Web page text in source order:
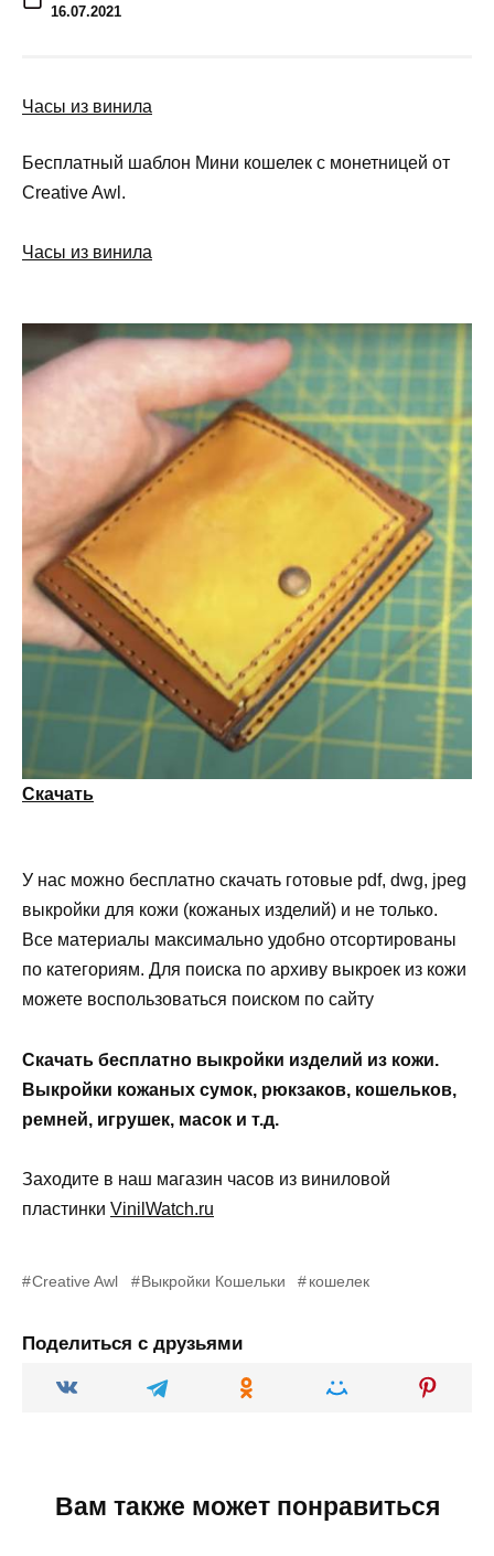
16.07.2021
Часы из винила
Бесплатный шаблон Мини кошелек с монетницей от
Creative Awl.
Часы из винила
Скачать
У нас можно бесплатно скачать готовые pdf, dwg, jpeg
выкройки для кожи (кожаных изделий) и не только.
Все материалы максимально удобно отсортированы
по категориям. Для поиска по архиву выкроек из кожи
можете воспользоваться поиском по сайту
Скачать бесплатно выкройки изделий из кожи.
Выкройки кожаных сумок, рюкзаков, кошельков,
ремней, игрушек, масок и т.д.
Заходите в наш магазин часов из виниловой
пластинки VinilWatch.ru
Creative Awl Выкройки Кошельки кошелек
Поделиться с друзьями
Вам также может понравиться